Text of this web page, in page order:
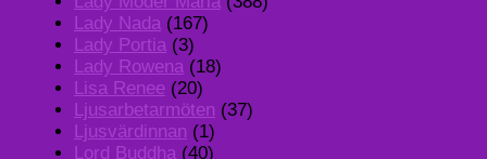
Lady Nada (167)
Lady Portia (3)
Lady Rowena (18)
Lisa Renee (20)
Ljusarbetarmöten (37)
Ljusvärdinnan (1)
Lord Buddha (40)